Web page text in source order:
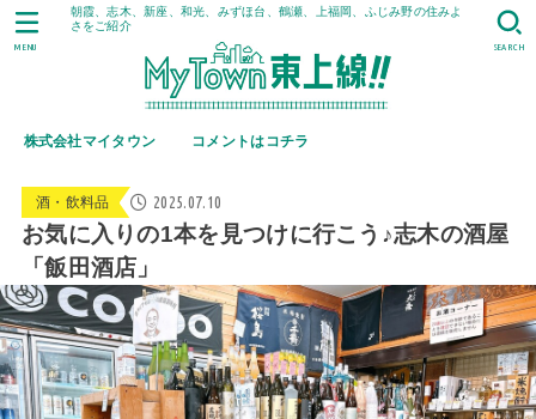
朝霞、志木、新座、和光、みずほ台、鶴瀬、上福岡、ふじみ野の住みよ
さをご紹介
株式会社マイタウン コメントはコチラ
SEARCH
MENU
酒・飲料品 2025.07.10
お気に入りの1本を見つけに行こう♪志木の酒屋
「飯田酒店」